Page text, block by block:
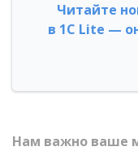
Читайте
в 1С Lite —
Нам важно ваше